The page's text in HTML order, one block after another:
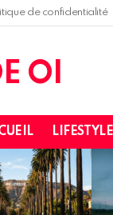
de confidentialité
OI
LIFESTYLE